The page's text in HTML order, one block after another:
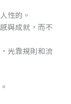
性的。
與成就，而不
光靠規則和流